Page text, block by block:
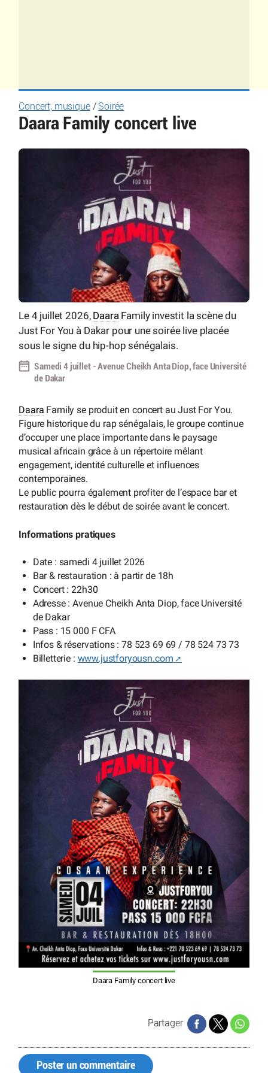
Concert, musique/ Soirée
Daara Family concert live
Le 4 juillet 2026, Daara Family investit la scène du
Just For You à Dakar pour une soirée live placée
sous le signe du hip-hop sénégalais.
Samedi 4 juillet - Avenue Cheikh Anta Diop, face Université
de Dakar
Daara Family se produit en concert au Just For You.
Figure historique du rap sénégalais, le groupe continue
d’occuper une place importante dans le paysage
musical africain grâce à un répertoire mêlant
engagement, identité culturelle et influences
contemporaines.
Le public pourra également profiter de l’espace bar et
restauration dès le début de soirée avant le concert.
Informations pratiques
Date : samedi 4 juillet 2026
Bar & restauration : à partir de 18h
Concert : 22h30
Adresse : Avenue Cheikh Anta Diop, face Université
de Dakar
Pass : 15 000 F CFA
Infos & réservations : 78 523 69 69 / 78 524 73 73
Billetterie : www.justforyousn.com
Daara Family concert live
Partager
Poster un commentaire